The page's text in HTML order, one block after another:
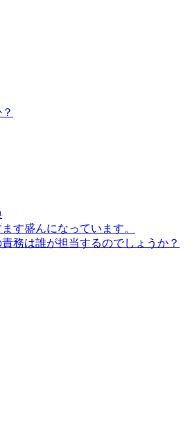
す盛んになっています。
務は誰が担当するのでしょうか？